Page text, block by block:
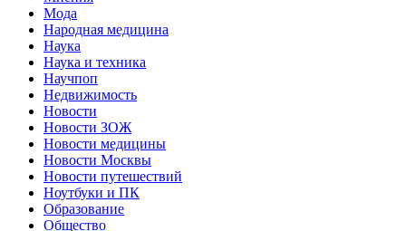
Мода
Народная медицина
Наука
Наука и техника
Научпоп
Недвижимость
Новости
Новости ЗОЖ
Новости медицины
Новости Москвы
Новости путешествий
Ноутбуки и ПК
Образование
Общество